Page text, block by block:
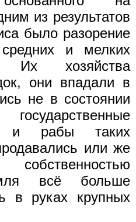
из результатов
было разорение
и мелких
Их хозяйства
они впадали в
не в состоянии
и рабы таких
или же
всё больше
в руках крупных